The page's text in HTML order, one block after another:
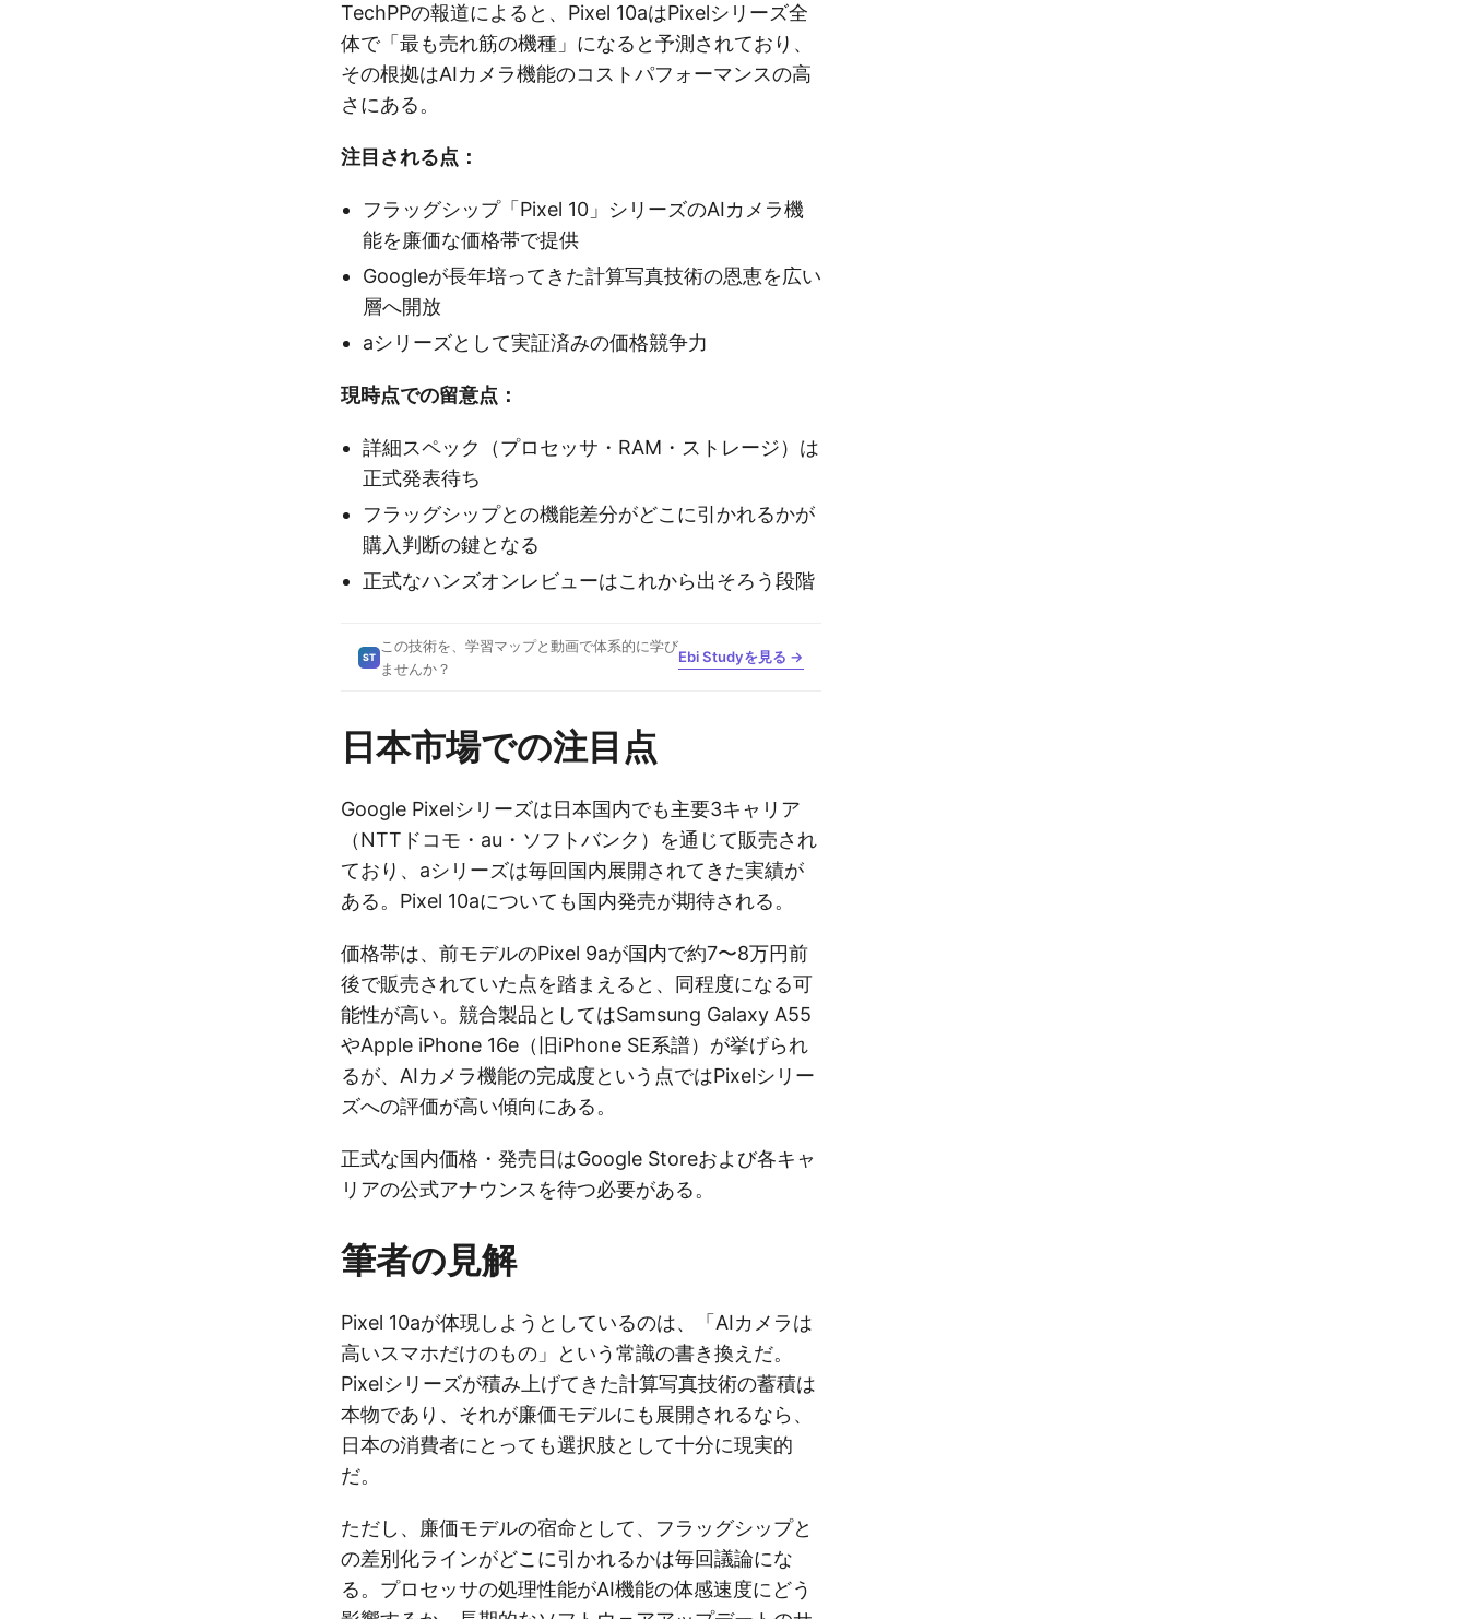
TechPPの報道によると、Pixel 10aはPixelシリーズ全
体で「最も売れ筋の機種」になると予測されており、
その根拠はAIカメラ機能のコストパフォーマンスの高
さにある。
注目される点：
フラッグシップ「Pixel 10」シリーズのAIカメラ機
能を廉価な価格帯で提供
Googleが長年培ってきた計算写真技術の恩恵を広い
層へ開放
aシリーズとして実証済みの価格競争力
現時点での留意点：
詳細スペック（プロセッサ・RAM・ストレージ）は
正式発表待ち
フラッグシップとの機能差分がどこに引かれるかが
購入判断の鍵となる
正式なハンズオンレビューはこれから出そろう段階
ST
この技術を、学習マップと動画で体系的に学び
ませんか？
Ebi Studyを見る →
日本市場での注目点
Google Pixelシリーズは日本国内でも主要3キャリア
（NTTドコモ・au・ソフトバンク）を通じて販売され
ており、aシリーズは毎回国内展開されてきた実績が
ある。Pixel 10aについても国内発売が期待される。
価格帯は、前モデルのPixel 9aが国内で約7〜8万円前
後で販売されていた点を踏まえると、同程度になる可
能性が高い。競合製品としてはSamsung Galaxy A55
やApple iPhone 16e（旧iPhone SE系譜）が挙げられ
るが、AIカメラ機能の完成度という点ではPixelシリー
ズへの評価が高い傾向にある。
正式な国内価格・発売日はGoogle Storeおよび各キャ
リアの公式アナウンスを待つ必要がある。
筆者の見解
Pixel 10aが体現しようとしているのは、「AIカメラは
高いスマホだけのもの」という常識の書き換えだ。
Pixelシリーズが積み上げてきた計算写真技術の蓄積は
本物であり、それが廉価モデルにも展開されるなら、
日本の消費者にとっても選択肢として十分に現実的
だ。
ただし、廉価モデルの宿命として、フラッグシップと
の差別化ラインがどこに引かれるかは毎回議論にな
る。プロセッサの処理性能がAI機能の体感速度にどう